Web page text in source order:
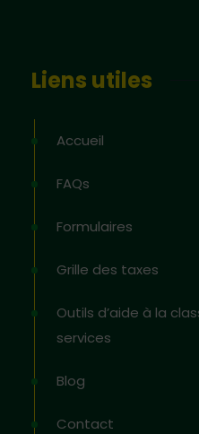
Liens utiles
Accueil
FAQs
Formulaires
Grille des taxes
Outils d’aide à la
services
Blog
Contact